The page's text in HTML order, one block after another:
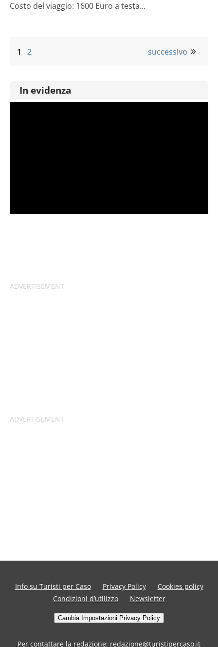
Costo del viaggio: 1600 Euro a testa...
1 2 successivo
In evidenza
Info su Turisti per Caso Privacy Policy
Cookies policy
Condizioni d’utilizzo
Newsletter
Cambia Impostazioni Privacy Policy
Per contattare la redazione: redazione@turistipercaso.it